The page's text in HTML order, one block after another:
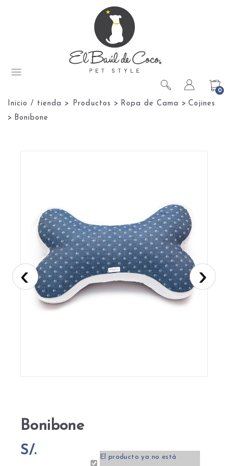
0
Inicio / tienda > Productos > Ropa de Cama > Cojines
> Bonibone
‹ ›
Bonibone
S/.
El producto ya no está